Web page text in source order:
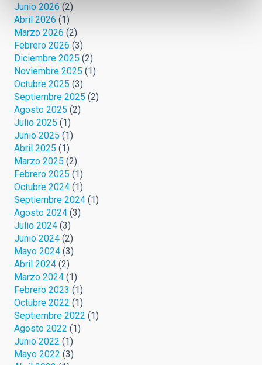
Junio 2026 (2)
Abril 2026 (1)
Marzo 2026 (2)
Febrero 2026 (3)
Diciembre 2025 (2)
Noviembre 2025 (1)
Octubre 2025 (3)
Septiembre 2025 (2)
Agosto 2025 (2)
Julio 2025 (1)
Junio 2025 (1)
Abril 2025 (1)
Marzo 2025 (2)
Febrero 2025 (1)
Octubre 2024 (1)
Septiembre 2024 (1)
Agosto 2024 (3)
Julio 2024 (3)
Junio 2024 (2)
Mayo 2024 (3)
Abril 2024 (2)
Marzo 2024 (1)
Febrero 2023 (1)
Octubre 2022 (1)
Septiembre 2022 (1)
Agosto 2022 (1)
Junio 2022 (1)
Mayo 2022 (3)